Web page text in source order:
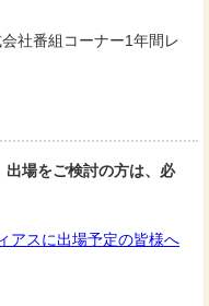
社番組コーナー1年間レ
出場をご検討の方は、必
アスに出場予定の皆様へ